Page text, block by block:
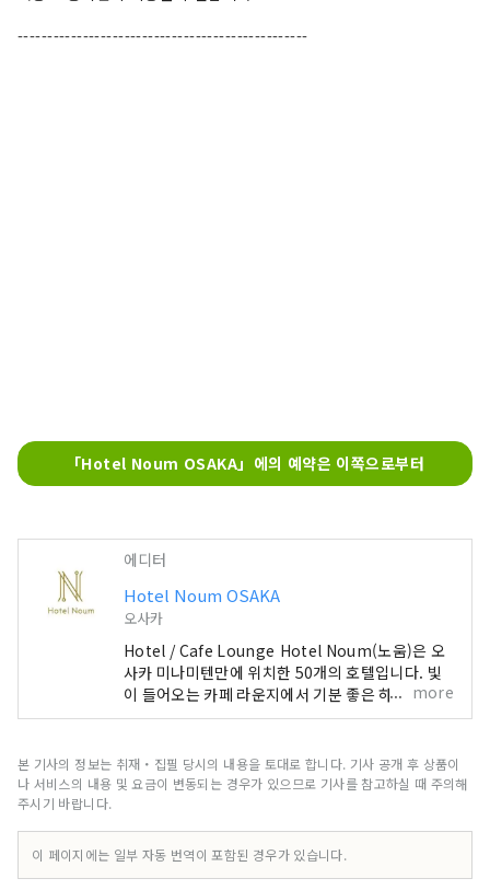
-------------------------------------------------
「Hotel Noum OSAKA」에의 예약은 이쪽으로부터
에디터
Hotel Noum OSAKA
오사카
Hotel / Cafe Lounge Hotel Noum(노움)은 오
사카 미나미텐만에 위치한 50개의 호텔입니다. 빛
이 들어오는 카페 라운지에서 기분 좋은 하루의 시
작을. CONTACT +81 6-6940-0882
more
본 기사의 정보는 취재・집필 당시의 내용을 토대로 합니다. 기사 공개 후 상품이
나 서비스의 내용 및 요금이 변동되는 경우가 있으므로 기사를 참고하실 때 주의해
주시기 바랍니다.
이 페이지에는 일부 자동 번역이 포함된 경우가 있습니다.